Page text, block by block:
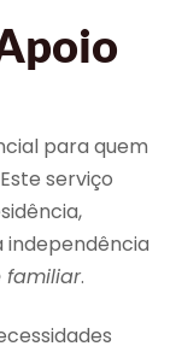
para quem
serviço
independência
familiar.